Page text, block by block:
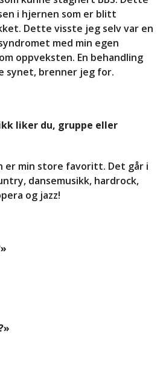
i hjernen som er blitt
Dette visste jeg selv var en
med min egen
oppveksten. En behandling
synet, brenner jeg for.
liker du, gruppe eller
er min store favoritt. Det går i
dansemusikk, hardrock,
og jazz!